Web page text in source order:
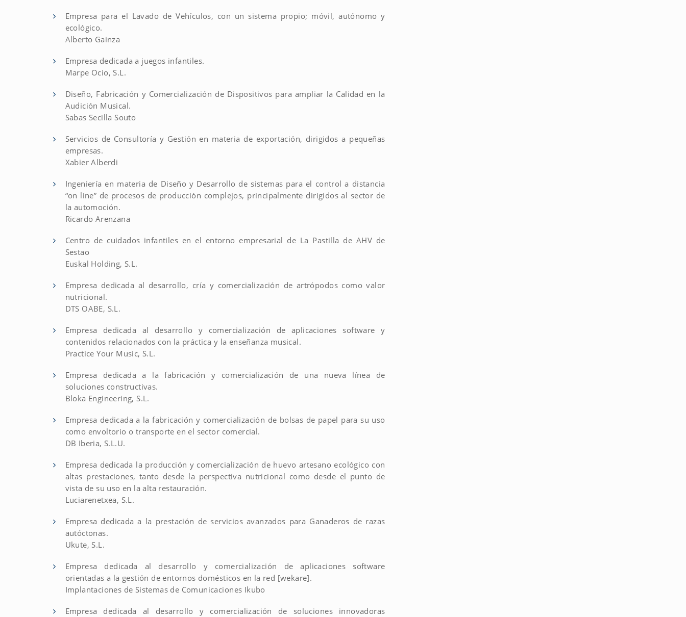
Empresa para el Lavado de Vehículos, con un sistema propio; móvil, autónomo y
ecológico.
Alberto Gainza
Empresa dedicada a juegos infantiles.
Marpe Ocio, S.L.
Diseño, Fabricación y Comercialización de Dispositivos para ampliar la Calidad en la
Audición Musical.
Sabas Secilla Souto
Servicios de Consultoría y Gestión en materia de exportación, dirigidos a pequeñas
empresas.
Xabier Alberdi
Ingeniería en materia de Diseño y Desarrollo de sistemas para el control a distancia
“on line” de procesos de producción complejos, principalmente dirigidos al sector de
la automoción.
Ricardo Arenzana
Centro de cuidados infantiles en el entorno empresarial de La Pastilla de AHV de
Sestao
Euskal Holding, S.L.
Empresa dedicada al desarrollo, cría y comercialización de artrópodos como valor
nutricional.
DTS OABE, S.L.
Empresa dedicada al desarrollo y comercialización de aplicaciones software y
contenidos relacionados con la práctica y la enseñanza musical.
Practice Your Music, S.L.
Empresa dedicada a la fabricación y comercialización de una nueva línea de
soluciones constructivas.
Bloka Engineering, S.L.
Empresa dedicada a la fabricación y comercialización de bolsas de papel para su uso
como envoltorio o transporte en el sector comercial.
DB Iberia, S.L.U.
Empresa dedicada la producción y comercialización de huevo artesano ecológico con
altas prestaciones, tanto desde la perspectiva nutricional como desde el punto de
vista de su uso en la alta restauración.
Luciarenetxea, S.L.
Empresa dedicada a la prestación de servicios avanzados para Ganaderos de razas
autóctonas.
Ukute, S.L.
Empresa dedicada al desarrollo y comercialización de aplicaciones software
orientadas a la gestión de entornos domésticos en la red [wekare].
Implantaciones de Sistemas de Comunicaciones Ikubo
Empresa dedicada al desarrollo y comercialización de soluciones innovadoras